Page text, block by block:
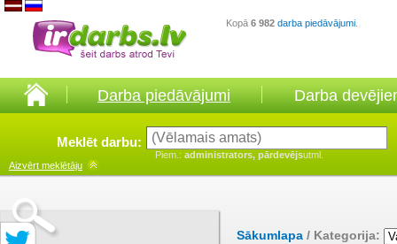
Kopā 6 982 darba piedāvājumi
Darba piedāvājumi Darba
Meklēt darbu:
Piem.: administrators, pārdevējsutml.
Aizvērt meklētāju
Sākumlapa / Kategorija: